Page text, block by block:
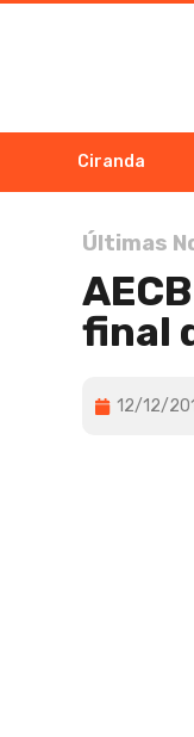
Ciranda
Últimas
final
12/12/